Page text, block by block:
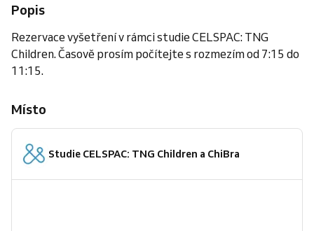
Popis
Rezervace vyšetření v rámci studie CELSPAC: TNG
Children. Časově prosím počítejte s rozmezím od 7:15 do
11:15.
Místo
Studie CELSPAC: TNG Children a ChiBra